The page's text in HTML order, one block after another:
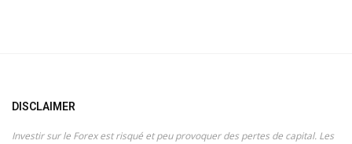
DISCLAIMER
Investir sur le Forex est risqué et peu provoquer des pertes de capital. Les